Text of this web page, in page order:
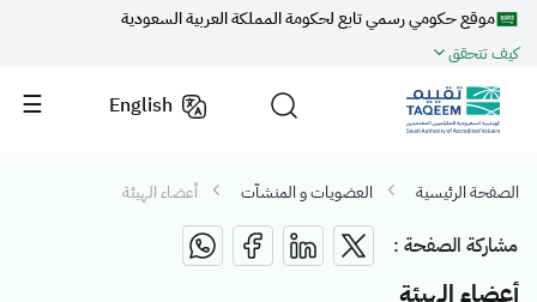
موقع حكومي رسمي تابع لحكومة المملكة العربية السعودية
كيف تتحقق
English
الصفحة الرئيسية العضويات و المنشآت أعضاء الهيئة
مشاركة الصفحة :
أعضاء الهيئة